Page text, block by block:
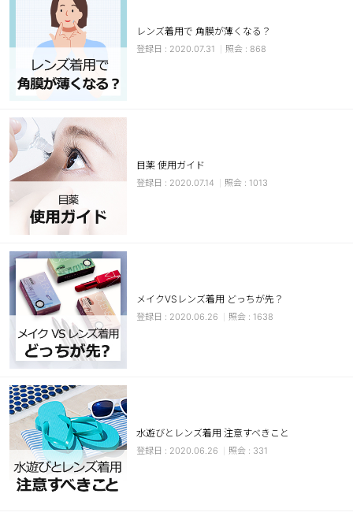
EYEしてる
総合掲示板
カスタマーサービス
ショッピングガイド
アプリダウンロード
INSTAGRAM TWITTER
レンズ着用で 角膜が薄くなる？
2020.07.31 868
目薬 使用ガイド
2020.07.14 1013
メイクVSレンズ着用 どっちが先？
2020.06.26 1638
水遊びとレンズ着用 注意すべきこと
2020.06.26 331